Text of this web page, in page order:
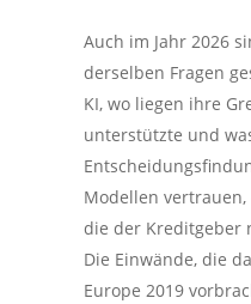
Auch im Jahr 2026
derselben Fragen
KI, wo liegen ihre
unterstützte und
Modellen
die der Kreditgeber
Die Einwände, die
Europe 2019